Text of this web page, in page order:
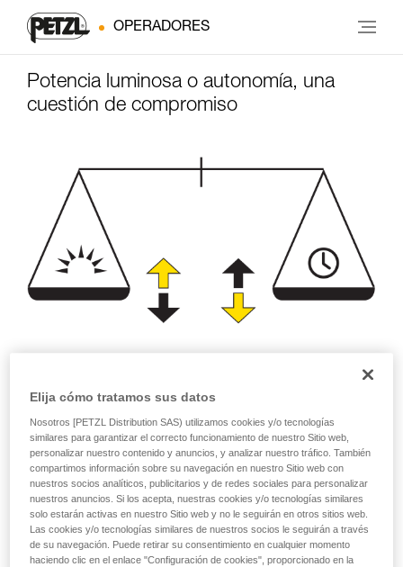
OPERADORES
Potencia luminosa o autonomía, una
cuestión de compromiso
(lúmenes)
o
Priorizar la potencia
de iluminación en
detrimento de la
autonomía
Priorizar la
autonomía en
detrimento de la
potencia de
iluminación
Elija cómo tratamos sus datos
Nosotros [PETZL Distribution SAS) utilizamos cookies y/o tecnologías
similares para garantizar el correcto funcionamiento de nuestro Sitio web,
personalizar nuestro contenido y anuncios, y analizar nuestro tráfico. También
compartimos información sobre su navegación en nuestro Sitio web con
nuestros socios analíticos, publicitarios y de redes sociales para personalizar
nuestros anuncios. Si los acepta, nuestras cookies y/o tecnologías similares
solo estarán activas en nuestro Sitio web y no le seguirán en otros sitios web.
Las cookies y/o tecnologías similares de nuestros socios le seguirán a través
de su navegación. Puede retirar su consentimiento en cualquier momento
haciendo clic en el enlace "Configuración de cookies", proporcionado en la